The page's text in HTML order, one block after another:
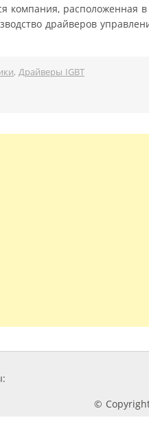
расположенная
драйверов
, Драйверы IGBT
©